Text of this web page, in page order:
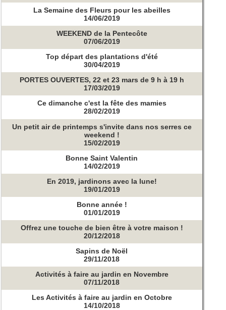
La Semaine des Fleurs pour les abeilles
14/06/2019
WEEKEND de la Pentecôte
07/06/2019
Top départ des plantations d'été
30/04/2019
PORTES OUVERTES, 22 et 23 mars de 9 h à 19 h
17/03/2019
Ce dimanche c'est la fête des mamies
28/02/2019
Un petit air de printemps s'invite dans nos serres ce
weekend !
15/02/2019
Bonne Saint Valentin
14/02/2019
En 2019, jardinons avec la lune!
19/01/2019
Bonne année !
01/01/2019
Offrez une touche de bien être à votre maison !
20/12/2018
Sapins de Noël
29/11/2018
Activités à faire au jardin en Novembre
07/11/2018
Les Activités à faire au jardin en Octobre
14/10/2018